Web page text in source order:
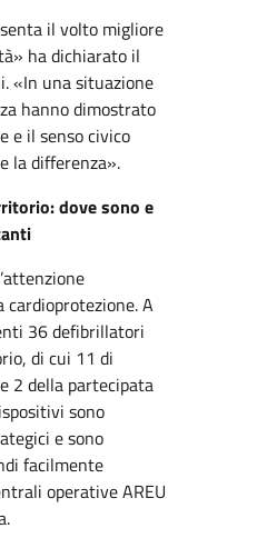
il volto migliore
ha dichiarato il
«In una situazione
hanno dimostrato
e il senso civico
la differenza».
dove sono e
cardioprotezione. A
36 defibrillatori
di cui 11 di
2 della partecipata
sono
e sono
facilmente
operative AREU